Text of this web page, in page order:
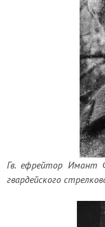
Гв. ефрейтор Имант
гвардейского